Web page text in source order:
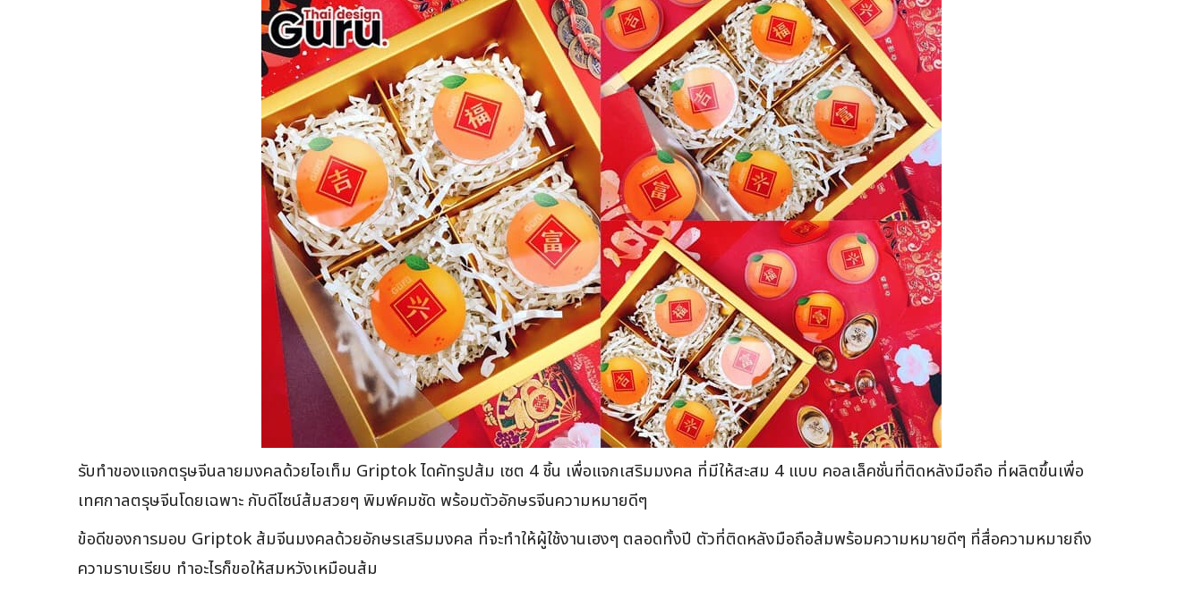
รับทำของแจกตรุษจีนลายมงคลด้วยไอเท็ม Griptok ไดคัทรูปส้ม เซต 4 ชิ้น เพื่อแจกเสริมมงคล ที่มีให้สะสม 4 แบบ คอลเล็คชั่นที่ติดหลังมือถือ ที่ผลิตขึ้นเพื่อ
เทศกาลตรุษจีนโดยเฉพาะ กับดีไซน์ส้มสวยๆ พิมพ์คมชัด พร้อมตัวอักษรจีนความหมายดีๆ
ข้อดีของการมอบ Griptok ส้มจีนมงคลด้วยอักษรเสริมมงคล ที่จะทำให้ผู้ใช้งานเฮงๆ ตลอดทั้งปี ตัวที่ติดหลังมือถือส้มพร้อมความหมายดีๆ ที่สื่อความหมายถึง
ความราบเรียบ ทำอะไรก็ขอให้สมหวังเหมือนส้ม